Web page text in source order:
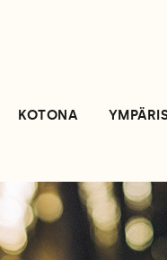
KOTONA